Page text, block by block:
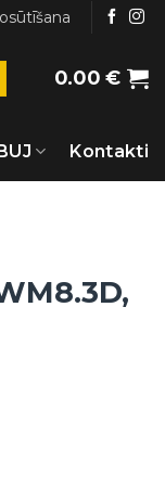
0.00€
Kontakti